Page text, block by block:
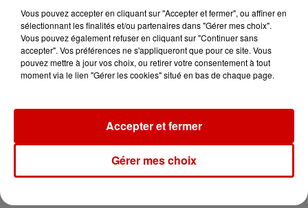
du...
11h51
Duralex et la...
Vous pouvez accepter en cliquant sur "Accepter et fermer", ou affiner en
sélectionnant les finalités et/ou partenaires dans "Gérer mes choix".
Vous pouvez également refuser en cliquant sur "Continuer sans
accepter". Vos préférences ne s'appliqueront que pour ce site. Vous
pouvez mettre à jour vos choix, ou retirer votre consentement à tout
moment via le lien "Gérer les cookies" situé en bas de chaque page.
Gérer mes choix
Accepter et fermer